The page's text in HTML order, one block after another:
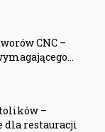
CNC –
–
dla restauracji